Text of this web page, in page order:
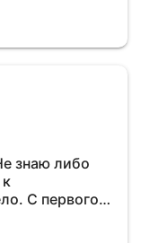
знаю либо
С первого
не знаю
за